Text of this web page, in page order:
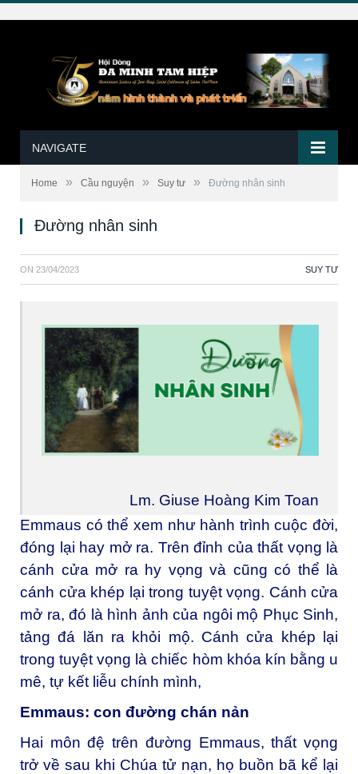
NAVIGATE
Home » Cầu nguyện » Suy tư » Đường nhân sinh
Đường nhân sinh
ON 23/04/2023 SUY TƯ
Lm. Giuse Hoàng Kim Toan
Emmaus có thể xem như hành trình cuộc đời,
đóng lại hay mở ra. Trên đỉnh của thất vọng là
cánh cửa mở ra hy vọng và cũng có thể là
cánh cửa khép lại trong tuyệt vọng. Cánh cửa
mở ra, đó là hình ảnh của ngôi mộ Phục Sinh,
tảng đá lăn ra khỏi mộ. Cánh cửa khép lại
trong tuyệt vọng là chiếc hòm khóa kín bằng u
mê, tự kết liễu chính mình,
Emmaus: con đường chán nản
Hai môn đệ trên đường Emmaus, thất vọng
trở về sau khi Chúa tử nạn, họ buồn bã kể lại